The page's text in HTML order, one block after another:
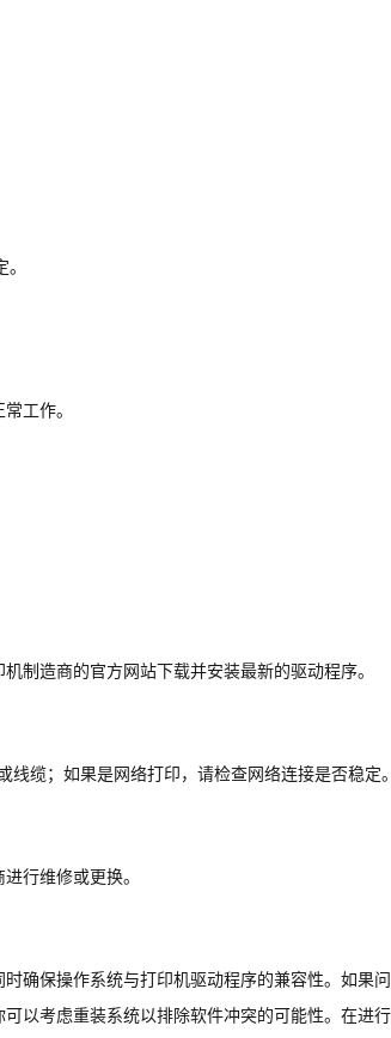
工作。
制造商的官方网站下载并安装最新的驱动程序。
缆；如果是网络打印，请检查网络连接是否稳定
行维修或更换。
确保操作系统与打印机驱动程序的兼容性。如果
以考虑重装系统以排除软件冲突的可能性。在进